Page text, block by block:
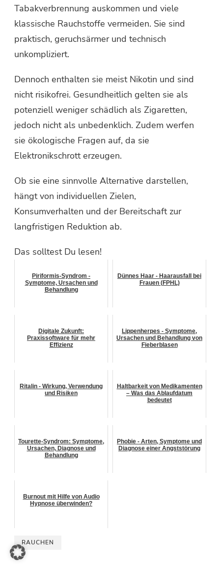
Tabakverbrennung auskommen und viele
klassische Rauchstoffe vermeiden. Sie sind
praktisch, geruchsärmer und technisch
unkompliziert.
Dennoch enthalten sie meist Nikotin und sind
nicht risikofrei. Gesundheitlich gelten sie als
potenziell weniger schädlich als Zigaretten,
jedoch nicht als unbedenklich. Zudem werfen
sie ökologische Fragen auf, da sie
Elektronikschrott erzeugen.
Ob sie eine sinnvolle Alternative darstellen,
hängt von individuellen Zielen,
Konsumverhalten und der Bereitschaft zur
langfristigen Reduktion ab.
Das solltest Du lesen!
Piriformis-Syndrom -
Symptome, Ursachen und
Behandlung
Dünnes Haar - Haarausfall bei
Frauen (FPHL)
Digitale Zukunft:
Praxissoftware für mehr
Effizienz
Lippenherpes - Symptome,
Ursachen und Behandlung von
Fieberblasen
Ritalin - Wirkung, Verwendung
und Risiken
Haltbarkeit von Medikamenten
– Was das Ablaufdatum
bedeutet
Tourette-Syndrom: Symptome,
Ursachen, Diagnose und
Behandlung
Phobie - Arten, Symptome und
Diagnose einer Angststörung
Burnout mit Hilfe von Audio
Hypnose überwinden?
RAUCHEN